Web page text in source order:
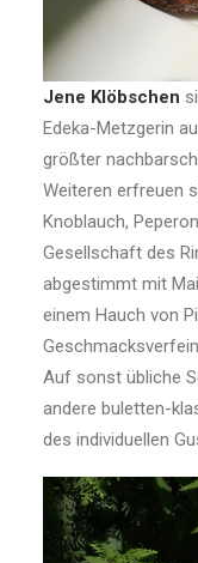
Jene Klöbschen
Edeka-Metzgerin
größter
Weiteren erfreuen
Knoblauch,
Gesellschaft des
abgestimmt mit
einem Hauch von
Auf sonst übliche
andere buletten-
des individuellen